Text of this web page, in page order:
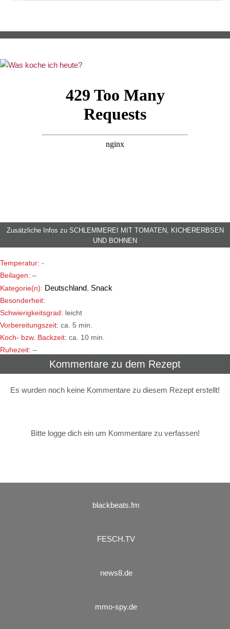
Zusätzliche Infos zu SCHLEMMEREI MIT TOMATEN, KICHERERBSEN
UND BOHNEN
Temperatur: -
Beilagen: –
Kategorie(n): Deutschland Snack
Besonderheit:
Schwierigkeitsgrad: leicht
Vorbereitungszeit: ca. 5 min.
Koch- bzw. Backzeit: ca. 10 min.
Ruhezeit: –
Kommentare zu dem Rezept
Es wurden noch keine Kommentare zu diesem Rezept erstellt!
Bitte logge dich ein um Kommentare zu verfassen!
blackbeats.fm
FESCH.TV
news8.de
mmo-spy.de